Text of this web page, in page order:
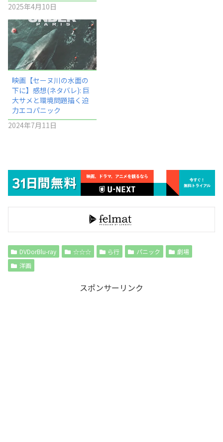
2025年4月10日
映画【セーヌ川の水面の
下に】感想(ネタバレ): 巨
大サメと環境問題描く迫
力エコパニック
2024年7月11日
DVDorBlu-ray ☆☆☆ ら行 パニック
劇場
洋画
スポンサーリンク